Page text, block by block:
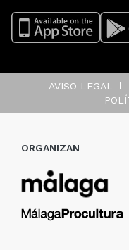
AVISO LEGAL
ORGANIZAN